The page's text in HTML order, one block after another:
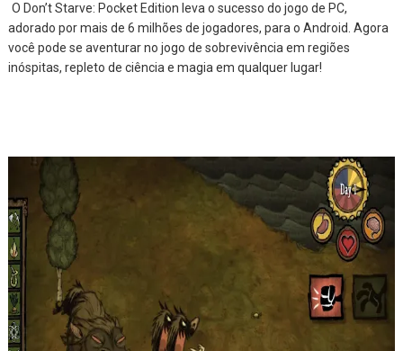
O Don’t Starve: Pocket Edition leva o sucesso do jogo de PC,
adorado por mais de 6 milhões de jogadores, para o Android. Agora
você pode se aventurar no jogo de sobrevivência em regiões
inóspitas, repleto de ciência e magia em qualquer lugar!